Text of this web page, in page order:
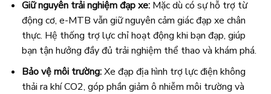
Giữ nguyên trải nghiệm đạp xe:Mặc dù có sự hỗ trợ từ
động cơ, e-MTB vẫn giữ nguyên cảm giác đạp xe chân
thực. Hệ thống trợ lực chỉ hoạt động khi bạn đạp, giúp
bạn tận hưởng đầy đủ trải nghiệm thể thao và khám phá.
Bảo vệ môi trường:Xe đạp địa hình trợ lực điện không
thải ra khí CO2, góp phần giảm ô nhiễm môi trường và